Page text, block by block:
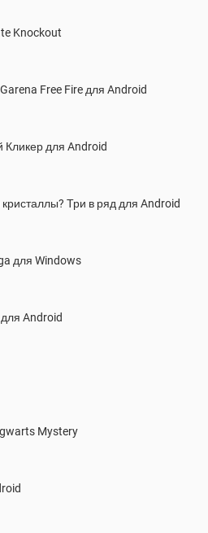
Knockout
Free Fire для Android
Кликер для Android
Три в ряд для Android
для Windows
Android
Mystery